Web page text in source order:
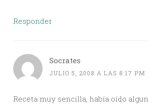
Responder
Socrates
JULIO 5, 2008 A LAS 8:17 PM
Receta muy sencilla, había oído